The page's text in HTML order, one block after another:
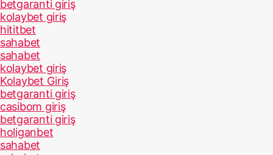
betgaranti giriş
kolaybet giriş
hititbet
sahabet
sahabet
kolaybet giriş
Kolaybet Giriş
betgaranti giriş
casibom giriş
betgaranti giriş
holiganbet
sahabet